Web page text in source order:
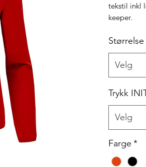
tekstil inkl
keeper.
Størrelse
Velg
Trykk
Velg
Farge *